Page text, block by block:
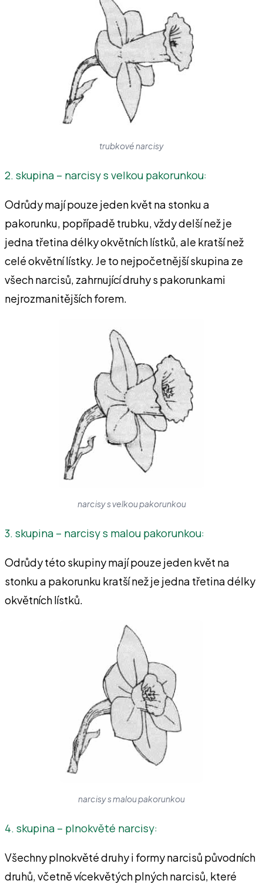
trubkové narcisy
2. skupina – narcisy s velkou pakorunkou:
Odrůdy mají pouze jeden květ na stonku a
pakorunku, popřípadě trubku, vždy delší než je
jedna třetina délky okvětních lístků, ale kratší než
celé okvětní lístky. Je to nejpočetnější skupina ze
všech narcisů, zahrnující druhy s pakorunkami
nejrozmanitějších forem.
narcisy s velkou pakorunkou
3. skupina – narcisy s malou pakorunkou:
Odrůdy této skupiny mají pouze jeden květ na
stonku a pakorunku kratší než je jedna třetina délky
okvětních lístků.
narcisy s malou pakorunkou
4. skupina – plnokvěté narcisy:
Všechny plnokvěté druhy i formy narcisů původních
druhů, včetně vícekvětých plných narcisů, které